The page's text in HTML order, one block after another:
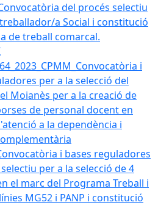
del procés selectiu
a Social i constitució
de treball comarcal.
i
per a la selecció del
Moianès per a la creació de
de personal docent en
a la dependència i
i bases reguladores
per a la selecció de 4
el marc del Programa Treball i
MG52 i PANP i constitució